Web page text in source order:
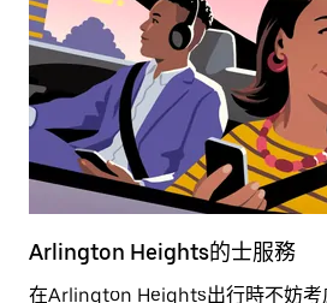
Arlington Heights的士服務
在Arlington Heights出行時不妨考